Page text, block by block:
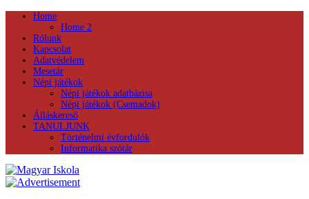
Home
Home 2
Rólunk
Kapcsolat
Adatvédelem
Mesetár
Népi játékok
Népi játékok adatbázisa
Népi játékok (Csemadok)
Álláskereső
TANULJUNK
Történelmi évfordulók
Informatika szótár